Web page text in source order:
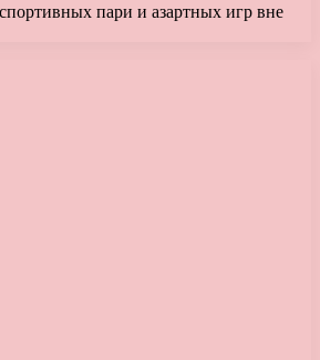
пари и азартных игр вне